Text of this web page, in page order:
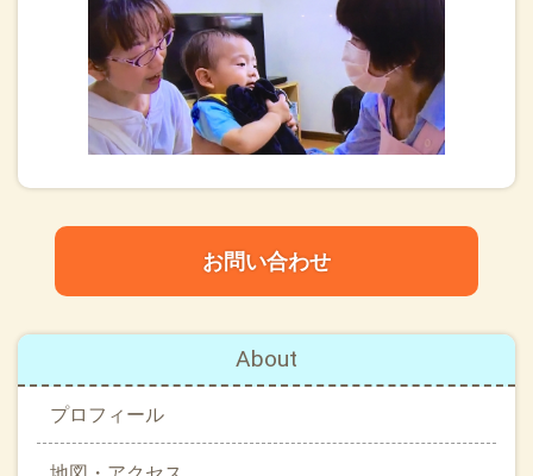
お問い合わせ
About
プロフィール